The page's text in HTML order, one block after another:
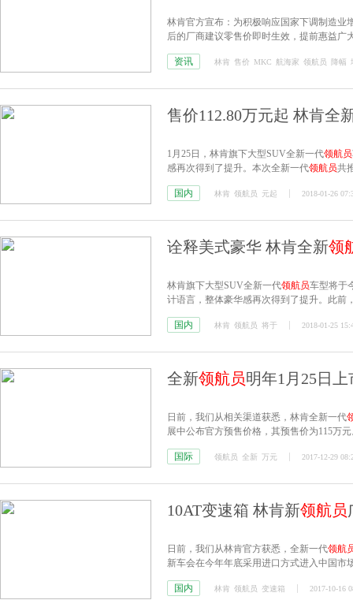
林肯官方宣布：为积极响应国家下调制造业
后的厂商建议零售价即时生效，提前惠益广
资讯 林肯 售价 MKC 航海家 领航员 降幅
售价112.80万元起 林肯全
1月25日，林肯旗下大型SUV全新一代领航员
感再次得到了提升。本次全新一代领航员共
国内 林肯 领航员 元起 2018-01-26
诠释美式豪华 林肯全新领
林肯旗下大型SUV全新一代领航员车型将于
计语言，整体豪华感再次得到了提升。此前
国内 林肯 领航员 将于 2018-01-25
全新领航员明年1月25日
日前，我们从相关渠道获悉，林肯全新一代
展中公布官方预售价格，其预售价为115万
国际 领航员 全新 万元 2017-12-29
10AT变速箱 林肯新领航员
日前，我们从林肯官方获悉，全新一代领航
新车会在今年年底采用进口方式进入中国市
国内 林肯 领航员 变速箱 2017-10-16